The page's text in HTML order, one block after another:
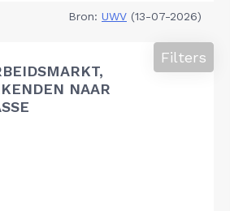
Bron: UWV (13-07-2026)
NAAR
Filters